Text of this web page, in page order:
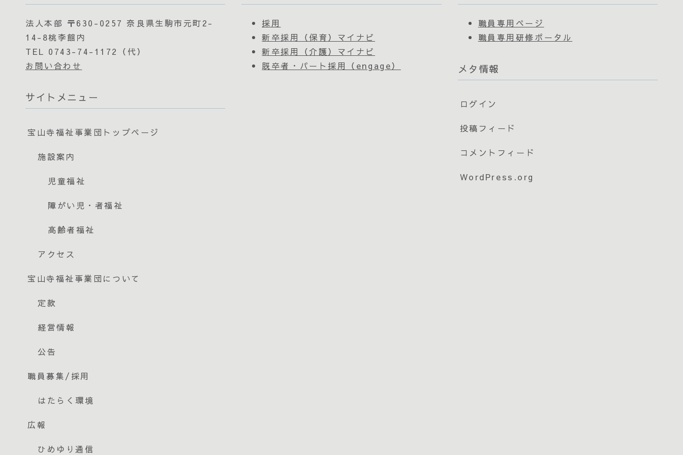
法人本部 〒630-0257 奈良県生駒市元町2-
14-8桃李館内
TEL 0743-74-1172（代）
お問い合わせ
サイトメニュー
宝山寺福祉事業団トップページ
施設案内
児童福祉
障がい児・者福祉
高齢者福祉
アクセス
宝山寺福祉事業団について
定款
経営情報
公告
職員募集/採用
はたらく環境
広報
ひめゆり通信
採用
新卒採用（保育）マイナビ
新卒採用（介護）マイナビ
既卒者・パート採用（engage）
職員専用ページ
職員専用研修ポータル
メタ情報
ログイン
投稿フィード
コメントフィード
WordPress.org